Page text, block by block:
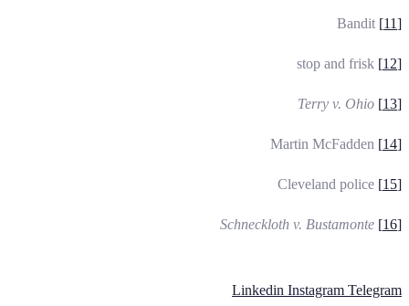
[11]
[12]
[13]
Terry v. Ohio
[14]
[15]
[16]
Schneckloth v. Bustamonte
Linkedin Instagram Telegram